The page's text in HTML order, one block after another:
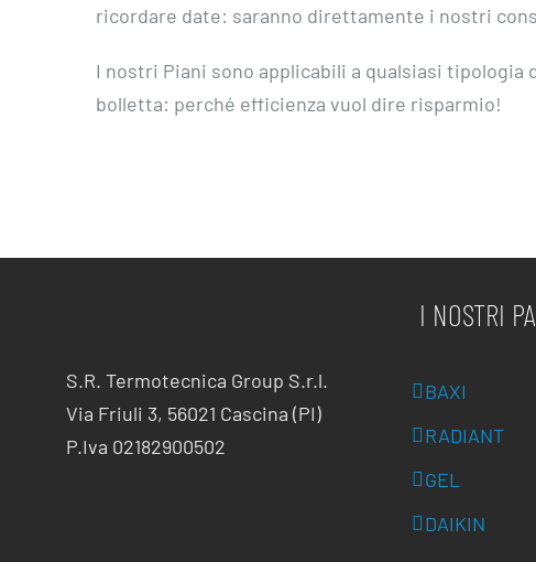
ricordare date: saranno direttamente i nostri
I nostri Piani sono applicabili a qualsiasi
bolletta: perché efficienza vuol dire risparmio!
S.R. Termotecnica Group S.r.l.
Via Friuli 3, 56021 Cascina (PI)
P.Iva 02182900502
I NOSTRI
BAXI
RADIANT
GEL
DAIKIN